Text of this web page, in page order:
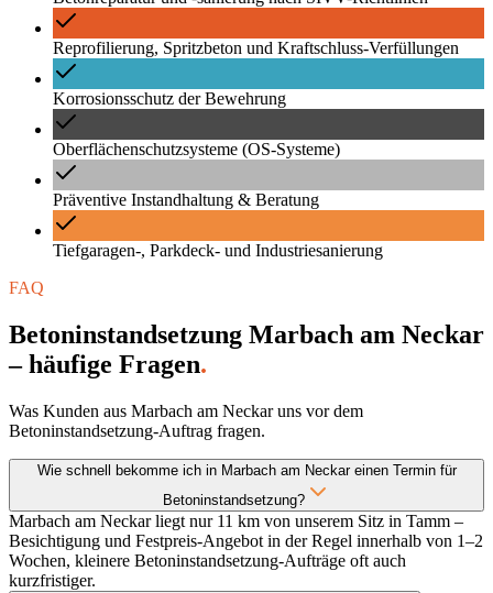
Reprofilierung, Spritzbeton und Kraftschluss-Verfüllungen
Korrosionsschutz der Bewehrung
Oberflächenschutzsysteme (OS-Systeme)
Präventive Instandhaltung & Beratung
Tiefgaragen-, Parkdeck- und Industriesanierung
FAQ
Betoninstandsetzung Marbach am Neckar
– häufige Fragen.
Was Kunden aus Marbach am Neckar uns vor dem
Betoninstandsetzung-Auftrag fragen.
Wie schnell bekomme ich in Marbach am Neckar einen Termin für
Betoninstandsetzung?
Marbach am Neckar liegt nur 11 km von unserem Sitz in Tamm –
Besichtigung und Festpreis-Angebot in der Regel innerhalb von 1–2
Wochen, kleinere Betoninstandsetzung-Aufträge oft auch
kurzfristiger.